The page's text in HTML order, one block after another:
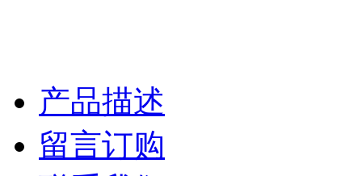
产品描述
留言订购